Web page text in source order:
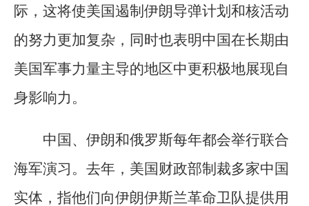
际，这将使美国遏制伊朗导弹计划和核活动
的努力更加复杂，同时也表明中国在长期由
美国军事力量主导的地区中更积极地展现自
身影响力。
中国、伊朗和俄罗斯每年都会举行联合
海军演习。去年，美国财政部制裁多家中国
实体，指他们向伊朗伊斯兰革命卫队提供用